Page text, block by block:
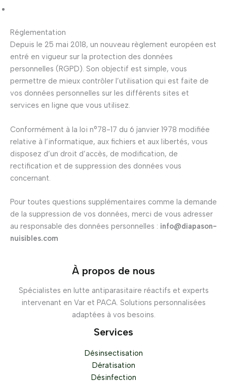
Réglementation
Depuis le 25 mai 2018, un nouveau règlement européen est
entré en vigueur sur la protection des données
personnelles (RGPD). Son objectif est simple, vous
permettre de mieux contrôler l’utilisation qui est faite de
vos données personnelles sur les différents sites et
services en ligne que vous utilisez.
Conformément à la loi n°78-17 du 6 janvier 1978 modifiée
relative à l’informatique, aux fichiers et aux libertés, vous
disposez d’un droit d’accès, de modification, de
rectification et de suppression des données vous
concernant.
Pour toutes questions supplémentaires comme la demande
de la suppression de vos données, merci de vous adresser
au responsable des données personnelles : info@diapason-
nuisibles.com
À propos de nous
Spécialistes en lutte antiparasitaire réactifs et experts
intervenant en Var et PACA. Solutions personnalisées
adaptées à vos besoins.
Services
Désinsectisation
Dératisation
Désinfection